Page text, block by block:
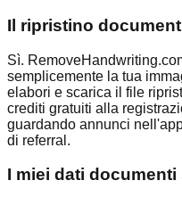
Il ripristino
Sì.
semplicemente la tua
elabori e scarica il file
crediti gratuiti alla
guardando annunci
di referral.
I miei dati